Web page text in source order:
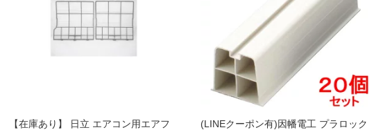
【在庫あり】 日立 エアコン用エアフ
(LINEクーポン有)因幡電工 プラロック